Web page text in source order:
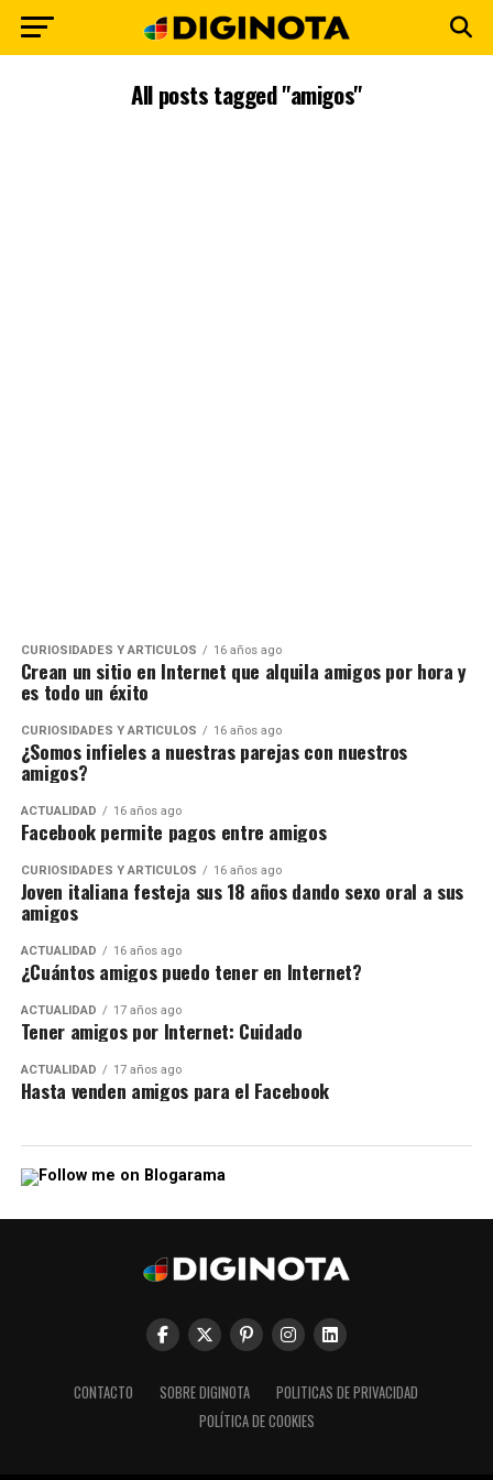
All posts tagged "amigos"
CURIOSIDADES Y ARTÍCULOS 16 años ago
Crean un sitio en Internet que alquila amigos por hora y
es todo un éxito
CURIOSIDADES Y ARTÍCULOS 16 años ago
¿Somos infieles a nuestras parejas con nuestros
amigos?
ACTUALIDAD 16 años ago
Facebook permite pagos entre amigos
CURIOSIDADES Y ARTÍCULOS 16 años ago
Joven italiana festeja sus 18 años dando sexo oral a sus
amigos
ACTUALIDAD 16 años ago
¿Cuántos amigos puedo tener en Internet?
ACTUALIDAD 17 años ago
Tener amigos por Internet: Cuidado
ACTUALIDAD 17 años ago
Hasta venden amigos para el Facebook
CONTACTO SOBRE DIGINOTA
POLITICAS DE PRIVACIDAD
POLÍTICA DE COOKIES